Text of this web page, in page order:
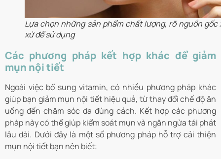
Lựa chọn những sản phẩm chất lượng, rõ nguồn gốc
xứ để sử dụng
Các phương pháp kết hợp khác để giảm
mụn nội tiết
Ngoài việc bổ sung vitamin, có nhiều phương pháp khác
giúp bạn giảm mụn nội tiết hiệu quả, từ thay đổi chế độ ăn
uống đến chăm sóc da đúng cách. Kết hợp các phương
pháp này có thể giúp kiểm soát mụn và ngăn ngừa tái phát
lâu dài. Dưới đây là một số phương pháp hỗ trợ cải thiện
mụn nội tiết bạn nên biết: